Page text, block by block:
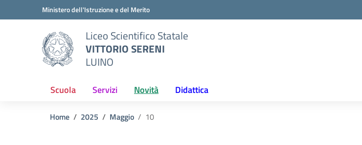
Vai ai contenuti
Vai al menu di navigazioneMinistero dell'Istruzione e del Merito
Liceo Scientifico Statale
VITTORIO SERENI
LUINO
Scuola Servizi Novità Didattica
Home 2025 Maggio 10